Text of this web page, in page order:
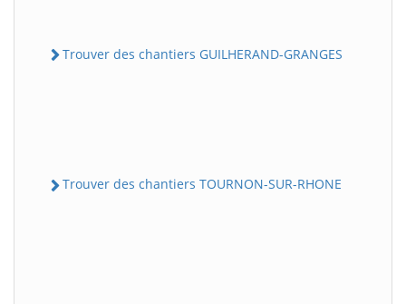
Trouver des chantiers GUILHERAND-GRANGES
Trouver des chantiers TOURNON-SUR-RHONE